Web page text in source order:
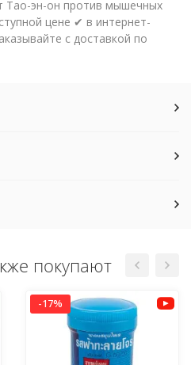
Тао-эн-он против мышечных
цене ✔ в интернет-
с доставкой по
покупают
-17%